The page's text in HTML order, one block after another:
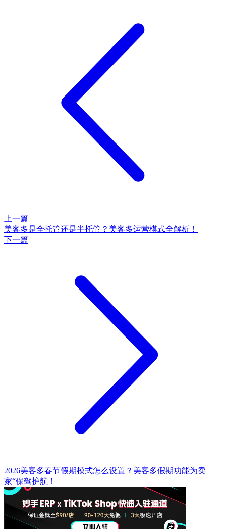
上一篇
美客多是全托管还是半托管？美客多运营模式全解析！
下一篇
2026美客多春节假期模式怎么设置？美客多假期功能为卖
家“保驾护航！